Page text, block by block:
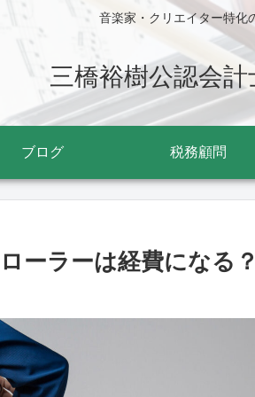
音楽家・クリエイター特化
三橋裕樹公認会計
ブログ 税務顧問
ーラーは経費になる